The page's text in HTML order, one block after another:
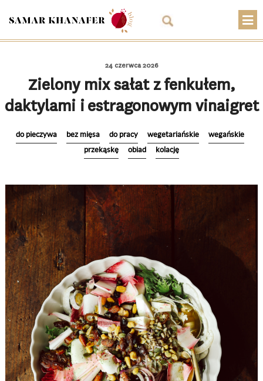
Przepisy
Artykuły
Kontakt
Koszyk
PLN
24 czerwca 2026
Zielony mix sałat z fenkułem,
daktylami i estragonowym vinaigret
do pieczywa bez mięsa do pracy wegetariańskie
wegańskie
przekąskę
obiad kolację